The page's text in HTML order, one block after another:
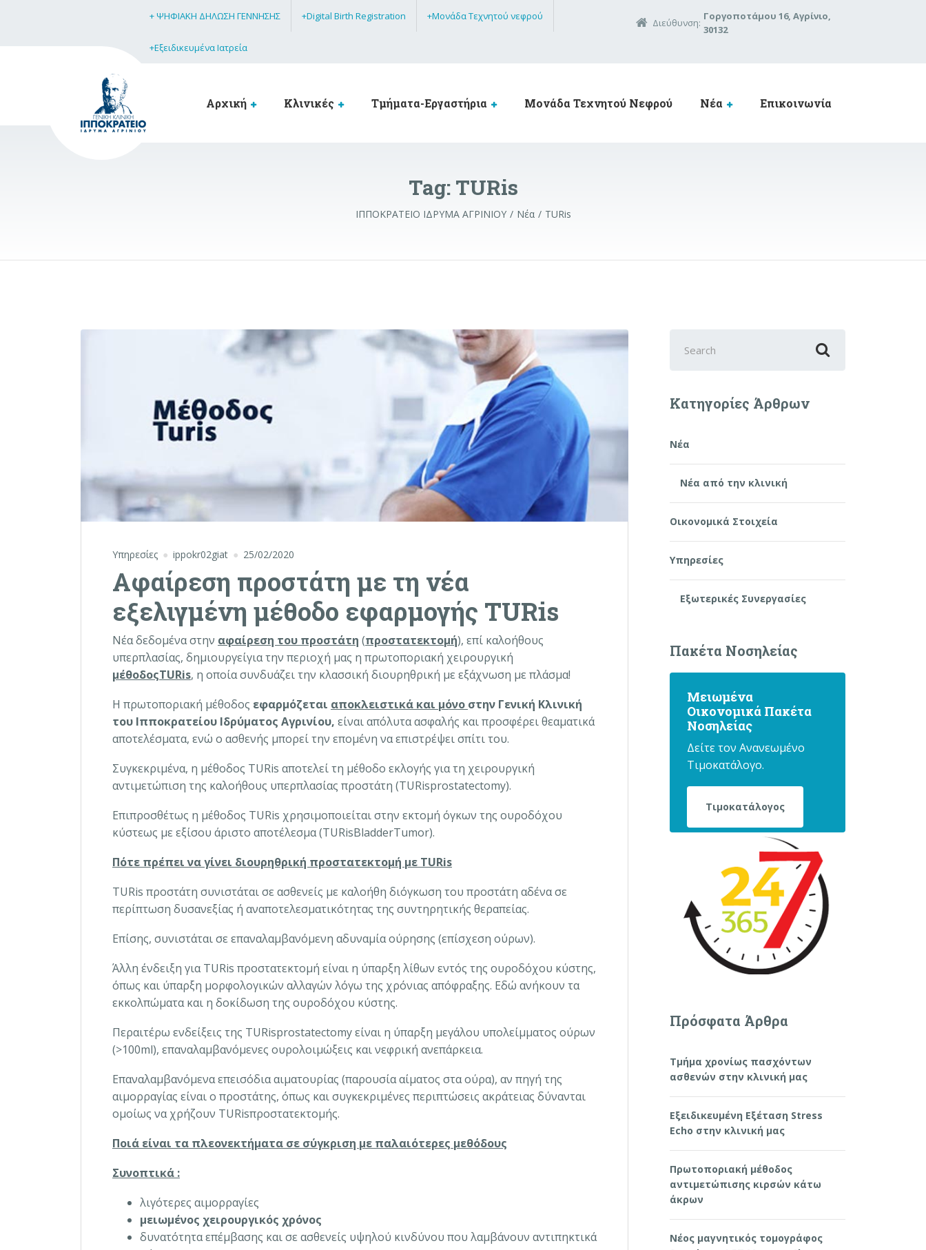
+ ΨΗΦΙΑΚΗ ΔΗΛΩΣΗ ΓΕΝΝΗΣΗΣ +Digital Birth Registration +Μονάδα Τεχνητού νεφρού
+Εξειδικευμένα Ιατρεία
Διεύθυνση:
Γοργοποτάμου 16, Αγρίνιο,
30132
Αρχική Κλινικές Τμήματα-Εργαστήρια Μονάδα Τεχνητού Νεφρού Νέα Επικοινωνία
Tag: TURis
ΙΠΠΟΚΡΑΤΕΙΟ ΙΔΡΥΜΑ ΑΓΡΙΝΙΟΥ Νέα TURis
Υπηρεσίες ippokr02giat 25/02/2020
Αφαίρεση προστάτη με τη νέα
εξελιγμένη μέθοδο εφαρμογής TURis
Νέα δεδομένα στην αφαίρεση του προστάτη (προστατεκτομή), επί καλοήθους
υπερπλασίας, δημιουργείγια την περιοχή μας η πρωτοποριακή χειρουργική
μέθοδοςTURis, η οποία συνδυάζει την κλασσική διουρηθρική με εξάχνωση με πλάσμα!
Η πρωτοποριακή μέθοδος εφαρμόζεται αποκλειστικά και μόνο στην Γενική Κλινική
του Ιπποκρατείου Ιδρύματος Αγρινίου, είναι απόλυτα ασφαλής και προσφέρει θεαματικά
αποτελέσματα, ενώ ο ασθενής μπορεί την επομένη να επιστρέψει σπίτι του.
Συγκεκριμένα, η μέθοδος TURis αποτελεί τη μέθοδο εκλογής για τη χειρουργική
αντιμετώπιση της καλοήθους υπερπλασίας προστάτη (TURisprostatectomy).
Επιπροσθέτως η μέθοδος TURis χρησιμοποιείται στην εκτομή όγκων της ουροδόχου
κύστεως με εξίσου άριστο αποτέλεσμα (TURisBladderTumor).
Πότε πρέπει να γίνει διουρηθρική προστατεκτομή με TURis
TURis προστάτη συνιστάται σε ασθενείς με καλοήθη διόγκωση του προστάτη αδένα σε
περίπτωση δυσανεξίας ή αναποτελεσματικότητας της συντηρητικής θεραπείας.
Επίσης, συνιστάται σε επαναλαμβανόμενη αδυναμία ούρησης (επίσχεση ούρων).
Άλλη ένδειξη για TURis προστατεκτομή είναι η ύπαρξη λίθων εντός της ουροδόχου κύστης,
όπως και ύπαρξη μορφολογικών αλλαγών λόγω της χρόνιας απόφραξης. Εδώ ανήκουν τα
εκκολπώματα και η δοκίδωση της ουροδόχου κύστης.
Περαιτέρω ενδείξεις της TURisprostatectomy είναι η ύπαρξη μεγάλου υπολείμματος ούρων
(>100ml), επαναλαμβανόμενες ουρολοιμώξεις και νεφρική ανεπάρκεια.
Επαναλαμβανόμενα επεισόδια αιματουρίας (παρουσία αίματος στα ούρα), αν πηγή της
αιμορραγίας είναι ο προστάτης, όπως και συγκεκριμένες περιπτώσεις ακράτειας δύνανται
ομοίως να χρήζουν TURisπροστατεκτομής.
Ποιά είναι τα πλεονεκτήματα σε σύγκριση με παλαιότερες μεθόδους
Συνοπτικά :
λιγότερες αιμορραγίες
μειωμένος χειρουργικός χρόνος
δυνατότητα επέμβασης και σε ασθενείς υψηλού κινδύνου που λαμβάνουν αντιπηκτικά
for:
Κατηγορίες Άρθρων
Νέα
Νέα από την κλινική
Οικονομικά Στοιχεία
Υπηρεσίες
Εξωτερικές Συνεργασίες
Πακέτα Νοσηλείας
Μειωμένα
Οικονομικά Πακέτα
Νοσηλείας
Δείτε τον Ανανεωμένο
Τιμοκατάλογο.
Τιμοκατάλογος
Πρόσφατα Άρθρα
Τμήμα χρονίως πασχόντων
ασθενών στην κλινική μας
Εξειδικευμένη Εξέταση Stress
Echo στην κλινική μας
Πρωτοποριακή μέθοδος
αντιμετώπισης κιρσών κάτω
άκρων
Νέος μαγνητικός τομογράφος